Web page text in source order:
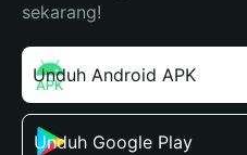
sekarang!
Unduh Android APK
Unduh Google Play